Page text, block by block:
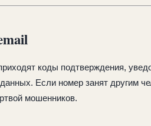
коды подтверждения,
Если номер занят другим
мошенников.